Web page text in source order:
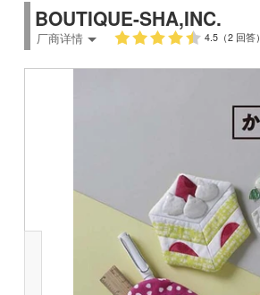
BOUTIQUE-SHA,INC.
厂商详情 4.5（2 回答）